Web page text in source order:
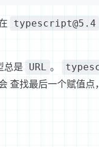
typescript@5.4
总是 URL 。
查找最后一个赋值点